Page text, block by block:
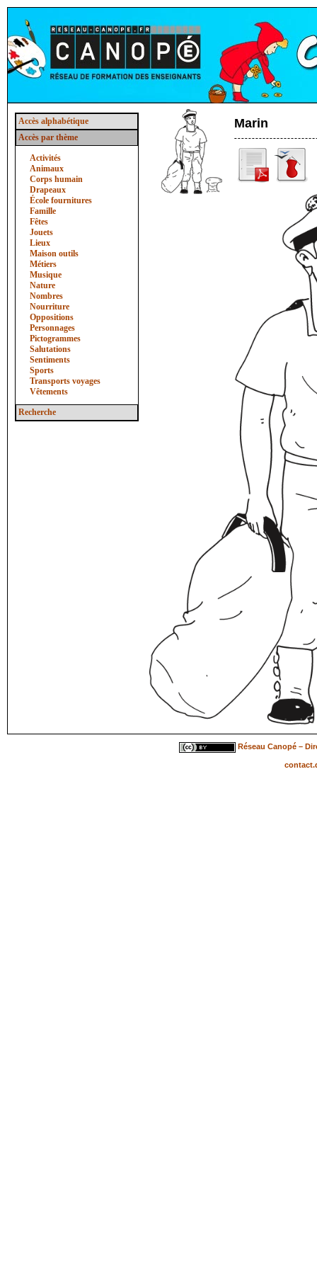
Accès alphabétique
Accès par thème
Activités
Animaux
Corps humain
Drapeaux
École fournitures
Famille
Fêtes
Jouets
Lieux
Maison outils
Métiers
Musique
Nature
Nombres
Nourriture
Oppositions
Personnages
Pictogrammes
Salutations
Sentiments
Sports
Transports voyages
Vêtements
Recherche
Marin
Réseau Canopé –